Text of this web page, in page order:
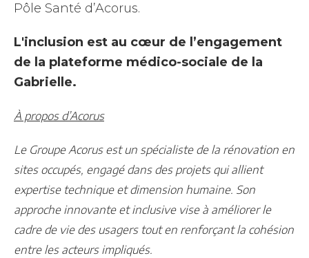
Pôle Santé d’Acorus.
L'inclusion est au cœur de l’engagement
de la plateforme médico-sociale de la
Gabrielle.
À propos d’Acorus
Le Groupe Acorus est un spécialiste de la rénovation en
sites occupés, engagé dans des projets qui allient
expertise technique et dimension humaine. Son
approche innovante et inclusive vise à améliorer le
cadre de vie des usagers tout en renforçant la cohésion
entre les acteurs impliqués.